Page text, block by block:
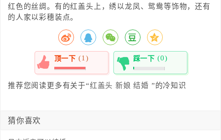
红色的丝绸。有的红盖头上，绣以龙凤、鸳鸯等饰物，还有
的人家以彩穗装点。
顶一下 (1)
100%
踩一下 (0)
0%
推荐您阅读更多有关于“红盖头 新娘 结婚 ”的冷知识
猜你喜欢